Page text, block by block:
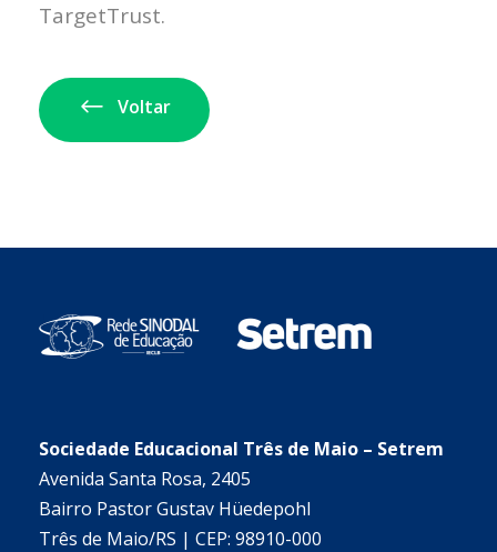
TargetTrust.
Voltar
Sociedade Educacional Três de Maio – Setrem
Avenida Santa Rosa, 2405
Bairro Pastor Gustav Hüedepohl
Três de Maio/RS | CEP: 98910-000